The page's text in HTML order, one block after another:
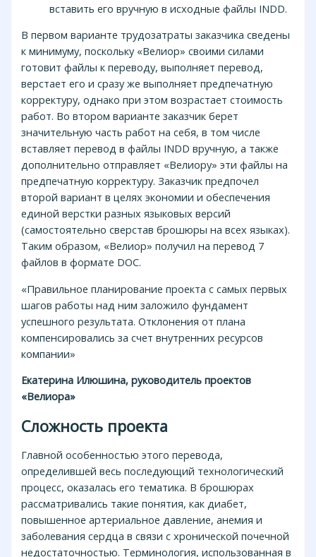
вставить его вручную в исходные файлы INDD.
В первом варианте трудозатраты заказчика сведены
к минимуму, поскольку «Велиор» своими силами
готовит файлы к переводу, выполняет перевод,
верстает его и сразу же выполняет предпечатную
корректуру, однако при этом возрастает стоимость
работ. Во втором варианте заказчик берет
значительную часть работ на себя, в том числе
вставляет перевод в файлы INDD вручную, а также
дополнительно отправляет «Велиору» эти файлы на
предпечатную корректуру. Заказчик предпочел
второй вариант в целях экономии и обеспечения
единой верстки разных языковых версий
(самостоятельно сверстав брошюры на всех языках).
Таким образом, «Велиор» получил на перевод 7
файлов в формате DOC.
«Правильное планирование проекта с самых первых
шагов работы над ним заложило фундамент
успешного результата. Отклонения от плана
компенсировались за счет внутренних ресурсов
компании»
Екатерина Илюшина, руководитель проектов
«Велиора»
Сложность проекта
Главной особенностью этого перевода,
определившей весь последующий технологический
процесс, оказалась его тематика. В брошюрах
рассматривались такие понятия, как диабет,
повышенное артериальное давление, анемия и
заболевания сердца в связи с хронической почечной
недостаточностью. Терминология, использованная в